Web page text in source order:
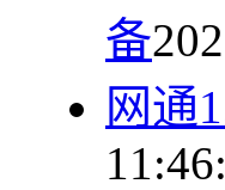
备
网通